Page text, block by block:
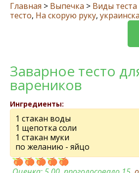
Главная > Выпечка > Виды теста
тесто, На скорую руку,
Заварноe тeсто
варeников
Ингредиенты:
1 стакан воды
1 щeпотка соли
1 стакан муки
по жeланию - яйцо